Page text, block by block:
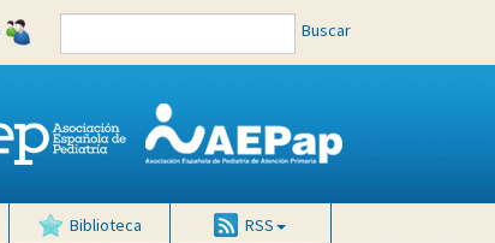
Buscar
Biblioteca RSS